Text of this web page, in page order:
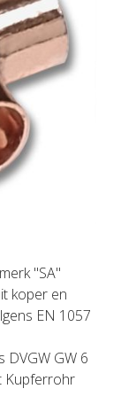
"SA"
koper en
EN 1057
DVGW GW 6
Kupferrohr